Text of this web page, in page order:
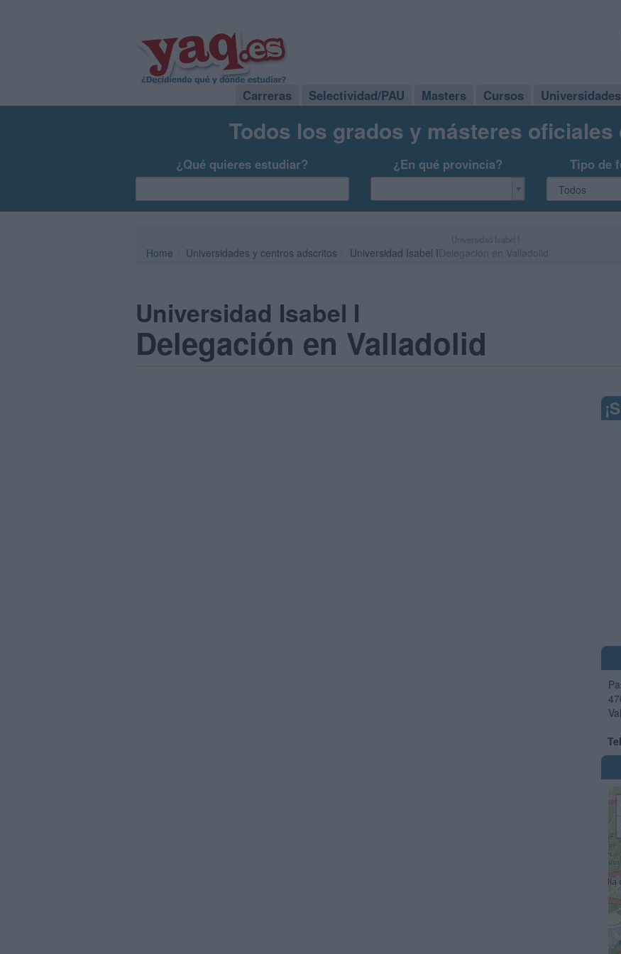
Carreras Selectividad/PAU Masters Cursos Universidades
Todos los grados y másteres oficiales
¿Qué quieres estudiar? ¿En qué provincia? Tipo de
Home Universidades y centros adscritos Universidad Isabel I
Universidad Isabel I
Delegación en Valladolid